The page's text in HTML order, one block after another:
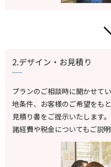
2.デザイン・お見積り
プランのご相談時に聞かせて
地条件、お客様のご希望をも
見積り書をご提示いたします。
諸経費や税金についてもご説明